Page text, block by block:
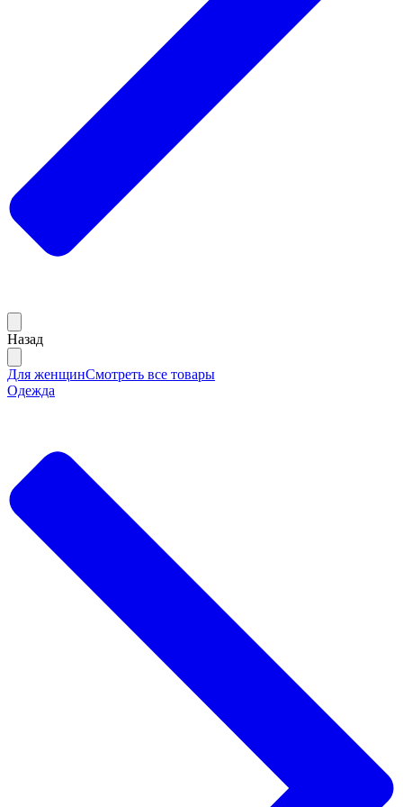
Назад
Для женщинСмотреть все товары
Одежда